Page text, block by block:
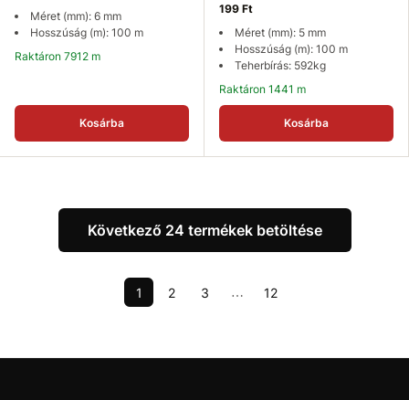
Méret (mm): 6 mm
Hosszúság (m): 100 m
Raktáron 7912 m
Kosárba
199 Ft
Méret (mm): 5 mm
Hosszúság (m): 100 m
Teherbírás: 592kg
Raktáron 1441 m
Kosárba
Következő 24 termékek betöltése
1 2 3 ⋯ 12